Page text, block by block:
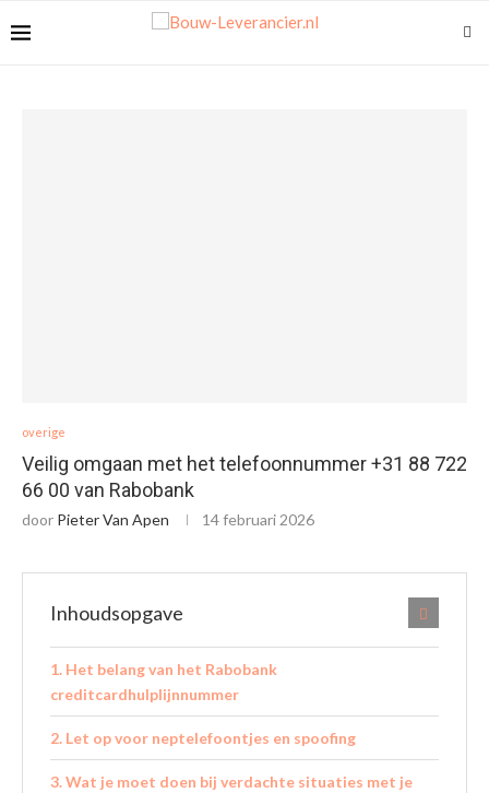
overige
Veilig omgaan met het telefoonnummer +31 88 722
66 00 van Rabobank
door Pieter Van Apen 14 februari 2026
Inhoudsopgave
Het belang van het Rabobank
creditcardhulplijnnummer
Let op voor neptelefoontjes en spoofing
Wat je moet doen bij verdachte situaties met je